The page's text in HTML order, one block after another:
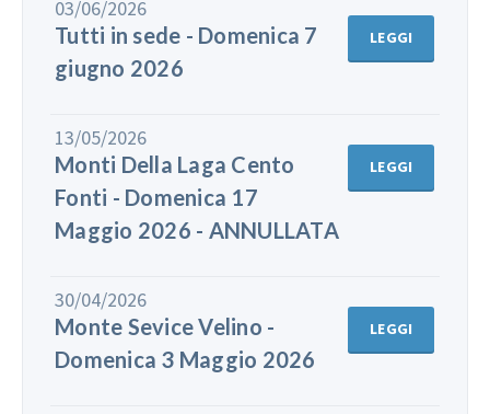
03/06/2026
Tutti in sede - Domenica 7
giugno 2026
LEGGI
13/05/2026
Monti Della Laga Cento
Fonti - Domenica 17
Maggio 2026 - ANNULLATA
LEGGI
30/04/2026
Monte Sevice Velino -
Domenica 3 Maggio 2026
LEGGI